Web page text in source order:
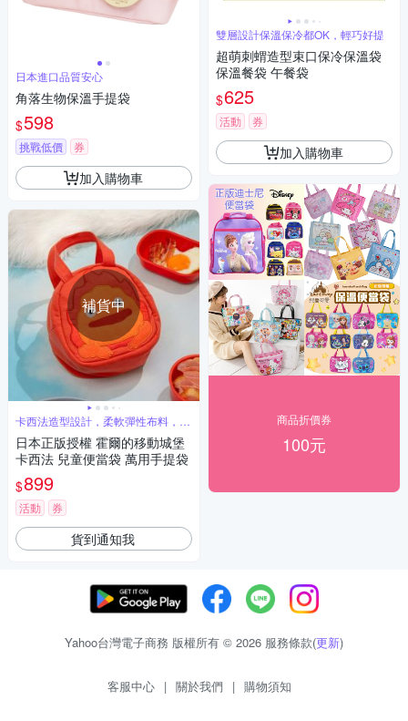
日本進口品質安心
角落生物保溫手提袋
$598
挑戰低價 券
加入購物車
補貨中
卡西法造型設計，柔軟彈性布料，拉
鍊設計
日本正版授權 霍爾的移動城堡
卡西法 兒童便當袋 萬用手提袋
$899
活動 券
貨到通知我
雙層設計保溫保冷都OK，輕巧好提
超萌刺蝟造型束口保冷保溫袋
保溫餐袋 午餐袋
$625
活動 券
加入購物車
商品折價券
100元
Yahoo台灣電子商務 版權所有 © 2026 服務條款(更新)
客服中心 | 關於我們 | 購物須知